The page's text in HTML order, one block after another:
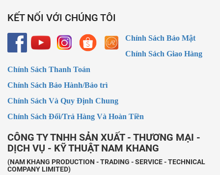
KẾT NỐI VỚI CHÚNG TÔI
Chính Sách Bảo Mật
Chính Sách Giao Hàng
Chính Sách Thanh Toán
Chính Sách Bảo Hành/Bảo trì
Chính Sách Và Quy Định Chung
Chính Sách Đổi/Trả Hàng Và Hoàn Tiền
CÔNG TY TNHH SẢN XUẤT - THƯƠNG MẠI -
DỊCH VỤ - KỸ THUẬT NAM KHANG
(NAM KHANG PRODUCTION - TRADING - SERVICE - TECHNICAL
COMPANY LIMITED)